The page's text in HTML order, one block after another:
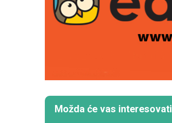
Možda će vas interesovati